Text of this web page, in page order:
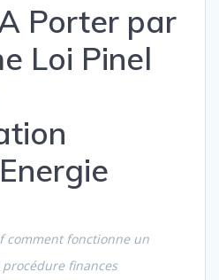
Porter par
Loi Pinel
comment fonctionne un
procédure finances